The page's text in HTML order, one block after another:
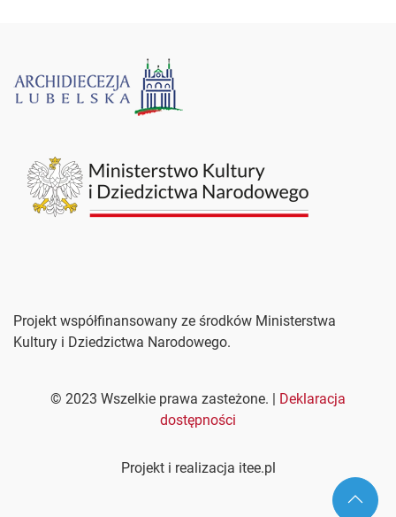
Projekt współfinansowany ze środków Ministerstwa
Kultury i Dziedzictwa Narodowego.
© 2023 Wszelkie prawa zasteżone. | Deklaracja
dostępności
Projekt i realizacja itee.pl